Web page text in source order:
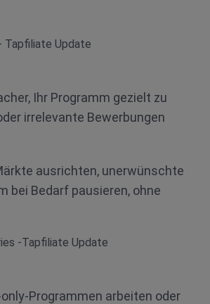
Ihr Programm gezielt zu
irrelevante Bewerbungen
ausrichten, unerwünschte
bei Bedarf pausieren, ohne
Programmen arbeiten oder